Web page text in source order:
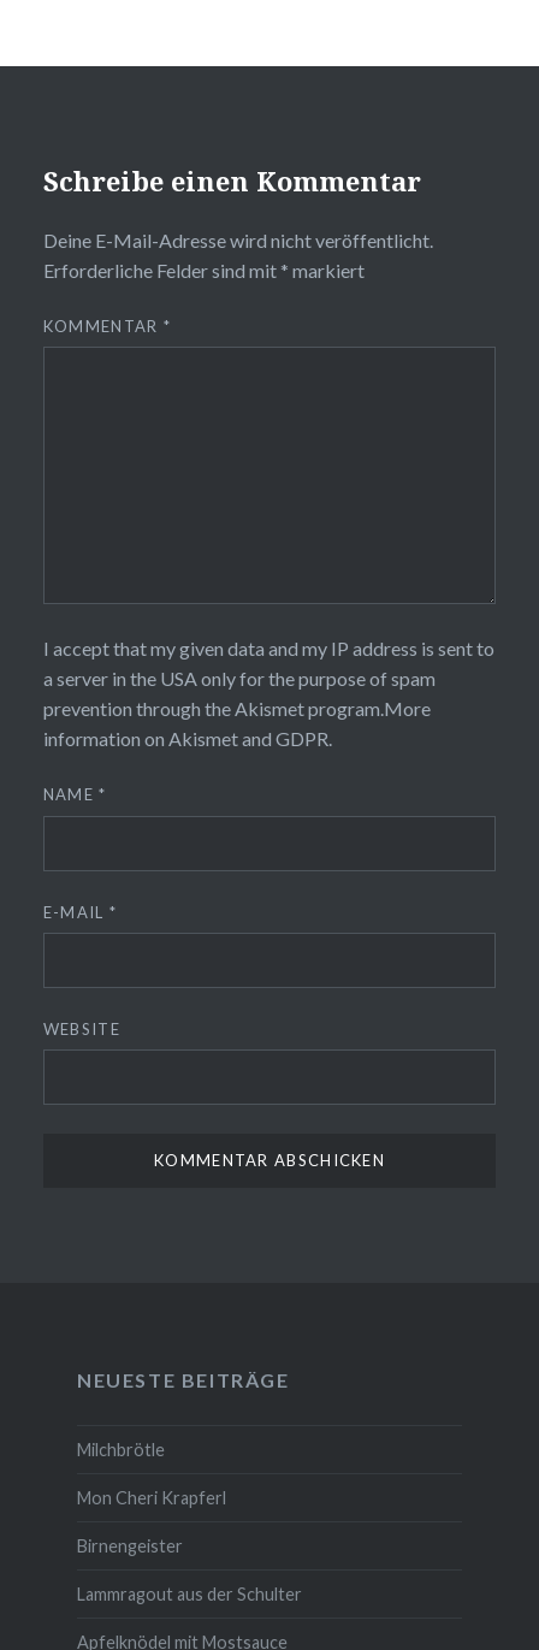
Schreibe einen Kommentar
Deine E-Mail-Adresse wird nicht veröffentlicht.
Erforderliche Felder sind mit * markiert
KOMMENTAR *
I accept that my given data and my IP address is sent to
a server in the USA only for the purpose of spam
prevention through theAkismetprogram.More
information on Akismet and GDPR.
NAME*
E-MAIL *
WEBSITE
NEUESTE BEITRÄGE
Milchbrötle
Mon Cheri Krapferl
Birnengeister
Lammragout aus der Schulter
Apfelknödel mit Mostsauce